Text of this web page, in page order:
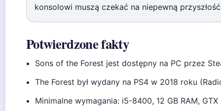
konsolowi muszą czekać na niepewną
Potwierdzone fakty
Sons of the Forest jest dostępny na PC przez
The Forest był wydany na PS4 w 2018 roku
Minimalne wymagania: i5-8400, 12 GB RAM,